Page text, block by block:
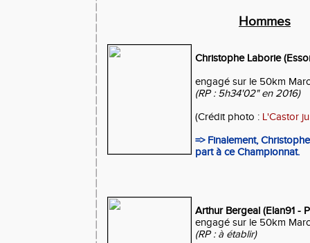
Hommes
Christophe Laborie
engagé sur le 50km
(RP : 5h34'02" en 2016)
(Crédit photo : L'Castor
=> Finalement,
part à ce Championnat.
Arthur Bergeal (Elan91 -
engagé sur le 50km
(RP : à établir)